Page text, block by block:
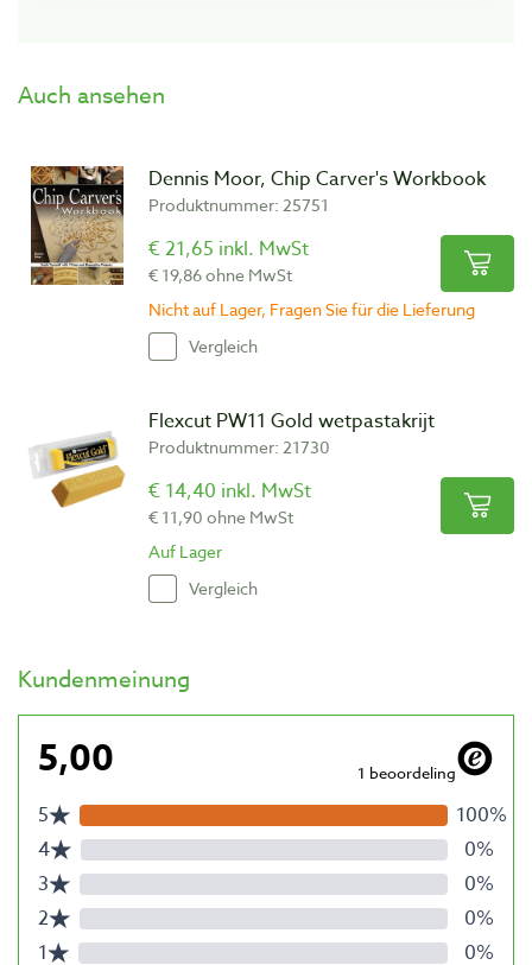
Auch ansehen
Dennis Moor, Chip Carver's Workbook
Produktnummer: 25751
€ 21,65 inkl. MwSt
€ 19,86 ohne MwSt
Nicht auf Lager, Fragen Sie für die Lieferung
Vergleich
Flexcut PW11 Gold wetpastakrijt
Produktnummer: 21730
€ 14,40 inkl. MwSt
€ 11,90 ohne MwSt
Auf Lager
Vergleich
Kundenmeinung